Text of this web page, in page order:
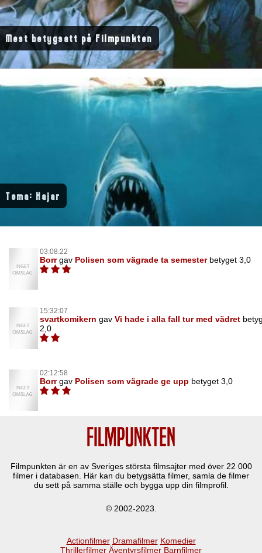
Mest betygsatt på Filmpunkten
Tema: Hajar
03:08:22
Borrgav Polisen som vägrade ta semester betyget 3,0
15:32:07
svartkomikern gav Vi hade i alla fall tur med vädret
2,0
02:12:58
Borrgav Polisen som vägrade ge upp betyget 3,0
Filmpunkten är en av Sveriges största filmsajter med över 22 000
filmer i databasen. Här kan du betygsätta filmer, samla de filmer
du sett på samma ställe och bygga upp din filmprofil.
© 2002-2023.
Actionfilmer Dramafilmer Komedier
Thrillerfilmer Äventyrsfilmer Barnfilmer